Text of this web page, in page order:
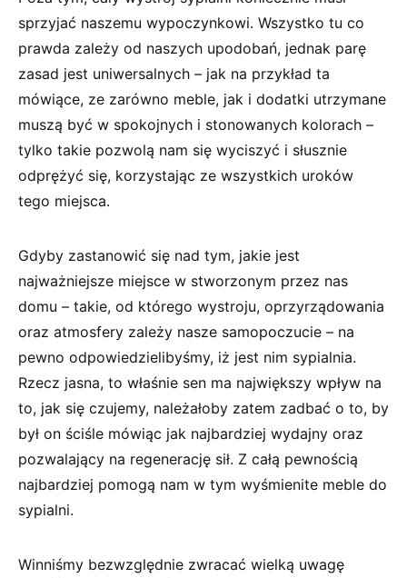
sprzyjać naszemu wypoczynkowi. Wszystko tu co
prawda zależy od naszych upodobań, jednak parę
zasad jest uniwersalnych – jak na przykład ta
mówiące, ze zarówno meble, jak i dodatki utrzymane
muszą być w spokojnych i stonowanych kolorach –
tylko takie pozwolą nam się wyciszyć i słusznie
odprężyć się, korzystając ze wszystkich uroków
tego miejsca.
Gdyby zastanowić się nad tym, jakie jest
najważniejsze miejsce w stworzonym przez nas
domu – takie, od którego wystroju, oprzyrządowania
oraz atmosfery zależy nasze samopoczucie – na
pewno odpowiedzielibyśmy, iż jest nim sypialnia.
Rzecz jasna, to właśnie sen ma największy wpływ na
to, jak się czujemy, należałoby zatem zadbać o to, by
był on ściśle mówiąc jak najbardziej wydajny oraz
pozwalający na regenerację sił. Z całą pewnością
najbardziej pomogą nam w tym wyśmienite meble do
sypialni.
Winniśmy bezwzględnie zwracać wielką uwagę